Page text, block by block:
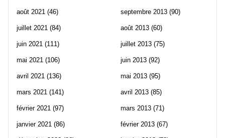
août 2021 (46)
juillet 2021 (84)
juin 2021 (111)
mai 2021 (106)
avril 2021 (136)
mars 2021 (141)
février 2021 (97)
janvier 2021 (86)
septembre 2013 (90)
août 2013 (60)
juillet 2013 (75)
juin 2013 (92)
mai 2013 (95)
avril 2013 (85)
mars 2013 (71)
février 2013 (67)